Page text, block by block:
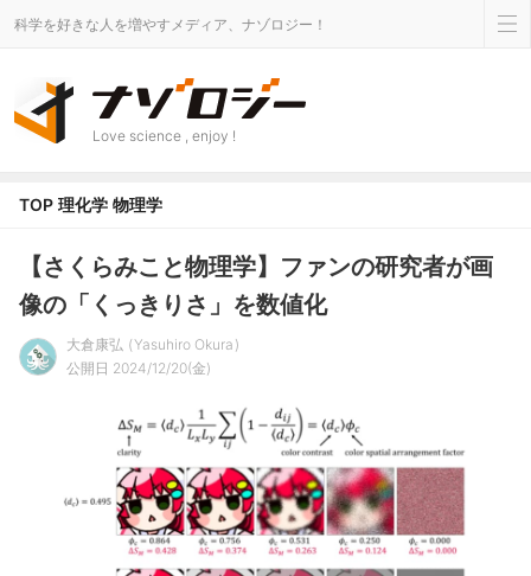
科学を好きな人を増やすメディア、ナゾロジー！
Love science , enjoy !
TOP 理化学 物理学
【さくらみこと物理学】ファンの研究者が画
像の「くっきりさ」を数値化
大倉康弘
Yasuhiro Okura
公開日 2024/12/20(金)